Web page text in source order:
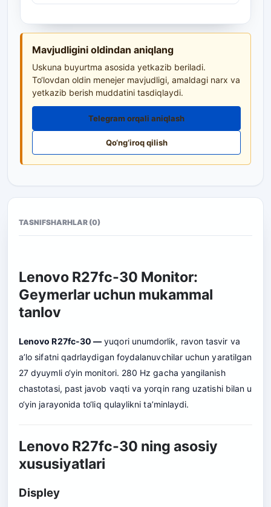
Mavjudligini oldindan aniqlang
Uskuna buyurtma asosida yetkazib beriladi.
To‘lovdan oldin menejer mavjudligi, amaldagi narx va
yetkazib berish muddatini tasdiqlaydi.
Telegram orqali aniqlash
Qo‘ng‘iroq qilish
TASNIFSHARHLAR (0)
Lenovo R27fc-30 Monitor:
Geymerlar uchun mukammal
tanlov
Lenovo R27fc-30 — yuqori unumdorlik, ravon tasvir va
a’lo sifatni qadrlaydigan foydalanuvchilar uchun yaratilgan
27 dyuymli o‘yin monitori. 280 Hz gacha yangilanish
chastotasi, past javob vaqti va yorqin rang uzatishi bilan u
o‘yin jarayonida to‘liq qulaylikni ta’minlaydi.
Lenovo R27fc-30 ning asosiy
xususiyatlari
Displey